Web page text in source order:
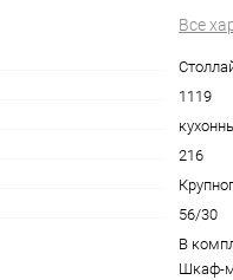
Все
1119
216
56/30
В
Шкаф-